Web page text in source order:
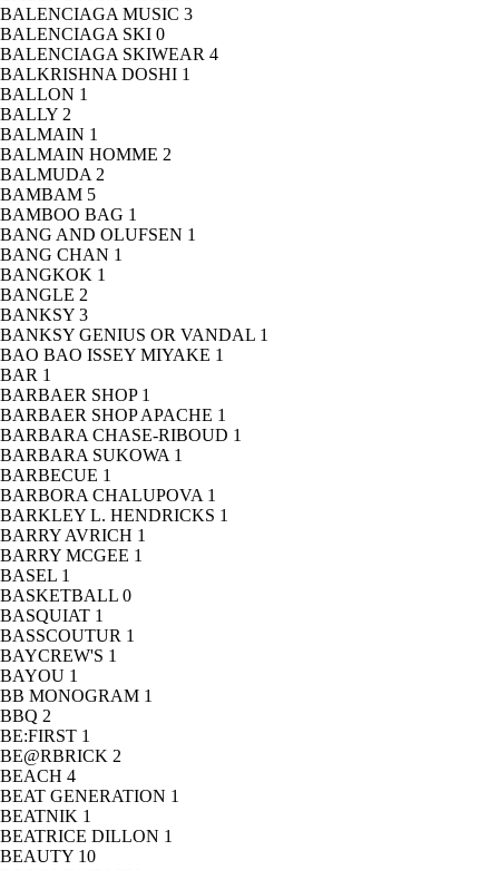
BALENCIAGA MUSIC 3
BALENCIAGA SKI 0
BALENCIAGA SKIWEAR 4
BALKRISHNA DOSHI 1
BALLON 1
BALLY 2
BALMAIN 1
BALMAIN HOMME 2
BALMUDA 2
BAMBAM 5
BAMBOO BAG 1
BANG AND OLUFSEN 1
BANG CHAN 1
BANGKOK 1
BANGLE 2
BANKSY 3
BANKSY GENIUS OR VANDAL 1
BAO BAO ISSEY MIYAKE 1
BAR 1
BARBAER SHOP 1
BARBAER SHOP APACHE 1
BARBARA CHASE-RIBOUD 1
BARBARA SUKOWA 1
BARBECUE 1
BARBORA CHALUPOVA 1
BARKLEY L. HENDRICKS 1
BARRY AVRICH 1
BARRY MCGEE 1
BASEL 1
BASKETBALL 0
BASQUIAT 1
BASSCOUTUR 1
BAYCREW'S 1
BAYOU 1
BB MONOGRAM 1
BBQ 2
BE:FIRST 1
BE@RBRICK 2
BEACH 4
BEAT GENERATION 1
BEATNIK 1
BEATRICE DILLON 1
BEAUTY 10